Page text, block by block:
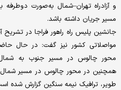
و آزادراه تهران–شمال به‌صورت
مسیر جریان داشته باشد.
جانشین پلیس راه راهور فراجا در
مواصلاتی کشور نیز گفت: در حال حاضر
محور چالوس در مسیر جنوب به
همچنین در محور چالوس در مسیر
طویر، ترافیک نیمه سنگین گزارش شده